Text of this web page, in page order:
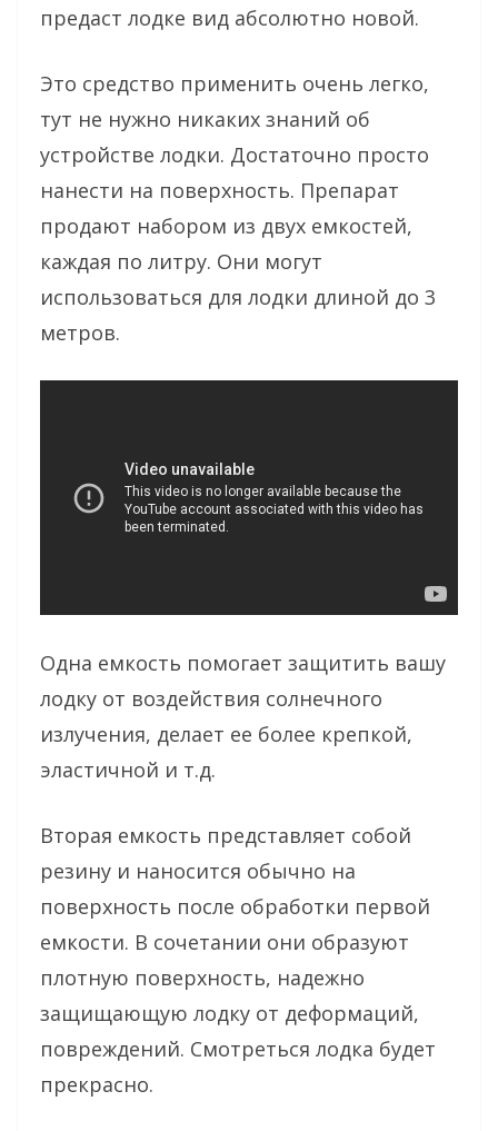
предаст лодке вид абсолютно новой.
Это средство применить очень легко,
тут не нужно никаких знаний об
устройстве лодки. Достаточно просто
нанести на поверхность. Препарат
продают набором из двух емкостей,
каждая по литру. Они могут
использоваться для лодки длиной до 3
метров.
Одна емкость помогает защитить вашу
лодку от воздействия солнечного
излучения, делает ее более крепкой,
эластичной и т.д.
Вторая емкость представляет собой
резину и наносится обычно на
поверхность после обработки первой
емкости. В сочетании они образуют
плотную поверхность, надежно
защищающую лодку от деформаций,
повреждений. Смотреться лодка будет
прекрасно.